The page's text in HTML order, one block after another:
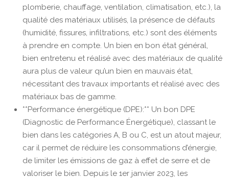
plomberie, chauffage, ventilation, climatisation, etc.), la
qualité des matériaux utilisés, la présence de défauts
(humidité, fissures, infiltrations, etc.) sont des éléments
à prendre en compte. Un bien en bon état général,
bien entretenu et réalisé avec des matériaux de qualité
aura plus de valeur qu’un bien en mauvais état,
nécessitant des travaux importants et réalisé avec des
matériaux bas de gamme.
**Performance énergétique (DPE):** Un bon DPE
(Diagnostic de Performance Énergétique), classant le
bien dans les catégories A, B ou C, est un atout majeur,
car il permet de réduire les consommations d’énergie,
de limiter les émissions de gaz à effet de serre et de
valoriser le bien. Depuis le 1er janvier 2023, les